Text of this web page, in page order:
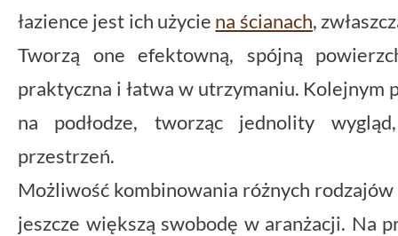
łazience jest ich użycie na ścianach,
Tworzą one efektowną, spójną
praktyczna i łatwa w utrzymaniu. Kolejnym
na podłodze, tworząc jednolity
przestrzeń.
Możliwość kombinowania różnych
jeszcze większą swobodę w aranżacji. Na